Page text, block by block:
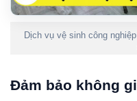
Dịch vụ vệ sinh công
Đảm bảo không